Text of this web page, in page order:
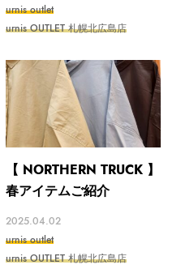
urnis outlet
urnis OUTLET 札幌北広島店
【 NORTHERN TRUCK 】
春アイテムご紹介
2025.04.02
urnis outlet
urnis OUTLET 札幌北広島店